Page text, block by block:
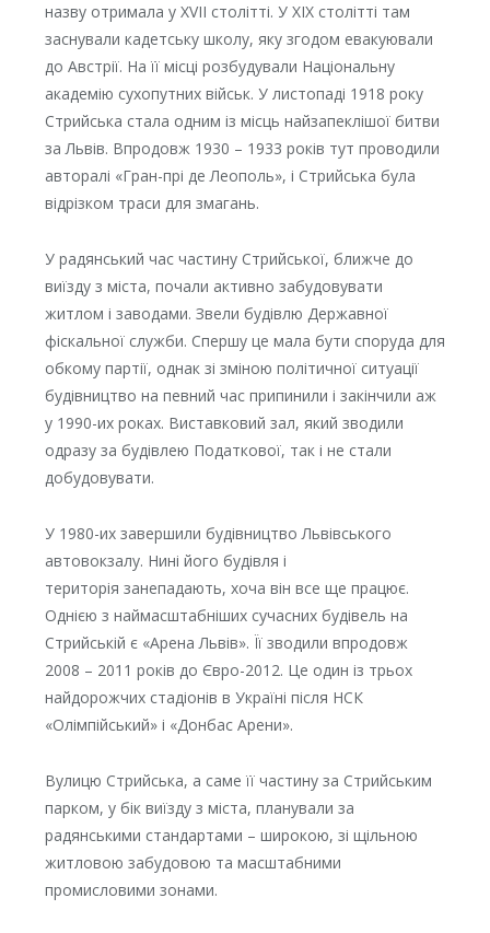
назву отримала у XVII столітті. У XIX столітті там
заснували кадетську школу, яку згодом евакуювали
до Австрії. На її місці розбудували Національну
академію сухопутних військ. У листопаді 1918 року
Стрийська стала одним із місць найзапеклішої битви
за Львів. Впродовж 1930 – 1933 років тут проводили
авторалі «Гран-прі де Леополь», і Стрийська була
відрізком траси для змагань.
У радянський час частину Стрийської, ближче до
виїзду з міста, почали активно забудовувати
житлом і заводами. Звели будівлю Державної
фіскальної служби. Спершу це мала бути споруда для
обкому партії, однак зі зміною політичної ситуації
будівництво на певний час припинили і закінчили аж
у 1990-их роках. Виставковий зал, який зводили
одразу за будівлею Податкової, так і не стали
добудовувати.
У 1980-их завершили будівництво Львівського
автовокзалу. Нині його будівля і
територія занепадають, хоча він все ще працює.
Однією з наймасштабніших сучасних будівель на
Стрийській є «Арена Львів». Її зводили впродовж
2008 – 2011 років до Євро-2012. Це один із трьох
найдорожчих стадіонів в Україні після НСК
«Олімпійський» і «Донбас Арени».
Вулицю Стрийська, а саме її частину за Стрийським
парком, у бік виїзду з міста, планували за
радянськими стандартами – широкою, зі щільною
житловою забудовою та масштабними
промисловими зонами.